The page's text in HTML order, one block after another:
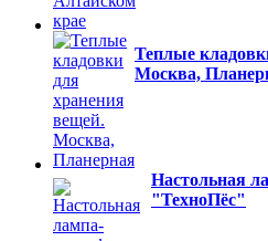
Теплые
Москва,
Настольная
"ТехноПёс"